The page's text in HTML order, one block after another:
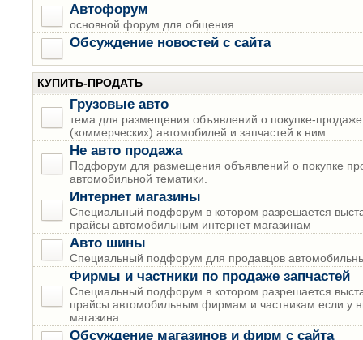
Автофорум
основной форум для общения
Обсуждение новостей с сайта
КУПИТЬ-ПРОДАТЬ
Грузовые авто
тема для размещения объявлений о покупке-продаже
(коммерческих) автомобилей и запчастей к ним.
Не авто продажа
Подфорум для размещения объявлений о покупке
автомобильной тематики.
Интернет магазины
Специальный подфорум в котором разрешается
прайсы автомобильным интернет магазинам
Авто шины
Специальный подфорум для продавцов
Фирмы и частники по продаже запчастей
Специальный подфорум в котором разрешается
прайсы автомобильным фирмам и частникам если у
магазина.
Обсуждение магазинов и фирм с сайта